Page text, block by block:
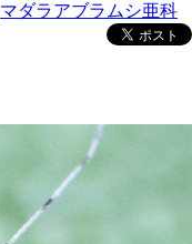
マダラアブラムシ亜科